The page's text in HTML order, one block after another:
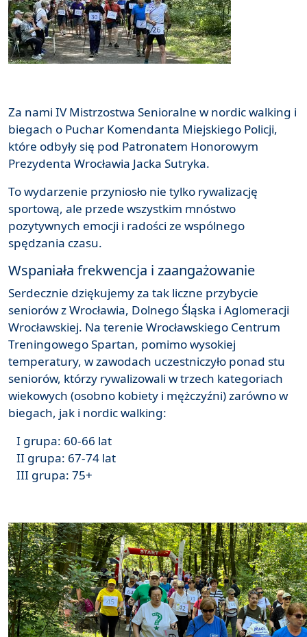
Za nami IV Mistrzostwa Senioralne w nordic walking i
biegach o Puchar Komendanta Miejskiego Policji,
które odbyły się pod Patronatem Honorowym
Prezydenta Wrocławia Jacka Sutryka.
To wydarzenie przyniosło nie tylko rywalizację
sportową, ale przede wszystkim mnóstwo
pozytywnych emocji i radości ze wspólnego
spędzania czasu.
Wspaniała frekwencja i zaangażowanie
Serdecznie dziękujemy za tak liczne przybycie
seniorów z Wrocławia, Dolnego Śląska i Aglomeracji
Wrocławskiej. Na terenie Wrocławskiego Centrum
Treningowego Spartan, pomimo wysokiej
temperatury, w zawodach uczestniczyło ponad stu
seniorów, którzy rywalizowali w trzech kategoriach
wiekowych (osobno kobiety i mężczyźni) zarówno w
biegach, jak i nordic walking:
I grupa: 60-66 lat
II grupa: 67-74 lat
III grupa: 75+